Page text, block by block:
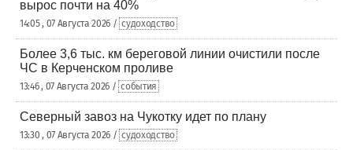
вырос почти на 40%
14:05 , 07 Августа 2026 / судоходство
Более 3,6 тыс. км береговой линии очистили после
ЧС в Керченском проливе
13:46 , 07 Августа 2026 / события
Северный завоз на Чукотку идет по плану
13:30 , 07 Августа 2026 / судоходство